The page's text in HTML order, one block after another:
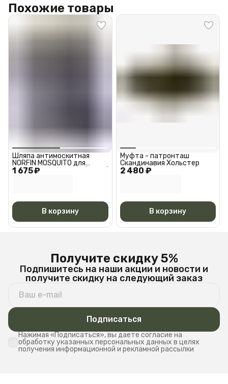
Похожие товары
1 675 ₽
Шляпа антимоскитная
NORFIN MOSQUITO для
туризма. охоты и рыбалки /
В корзину
2 480 ₽
Муфта - патронташ
Скандинавия Хольстер
В корзину
Получите скидку 5%
Подпишитесь на наши акции и новости и
получите скидку на следующий заказ
Подписаться
Нажимая «Подписаться», вы даете согласие на
обработку указанных персональных данных в целях
получения информационной и рекламной рассылки